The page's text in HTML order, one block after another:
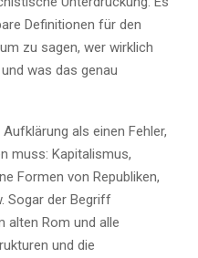
Definitionen für den
zu sagen, wer wirklich
was das genau
als einen Fehler,
muss: Kapitalismus,
Formen von Republiken,
Sogar der Begriff
alten Rom und alle
und die